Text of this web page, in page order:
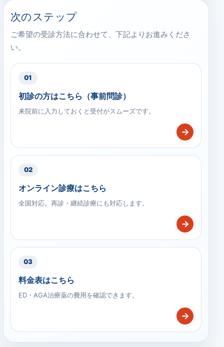
次のステップ
ご希望の受診方法に合わせて、下記よりお進みくださ
い。
01
初診の方はこちら（事前問診）
来院前に入力しておくと受付がスムーズです。
→
02
オンライン診療はこちら
全国対応。再診・継続診療にも対応します。
→
03
料金表はこちら
ED・AGA治療薬の費用を確認できます。
→